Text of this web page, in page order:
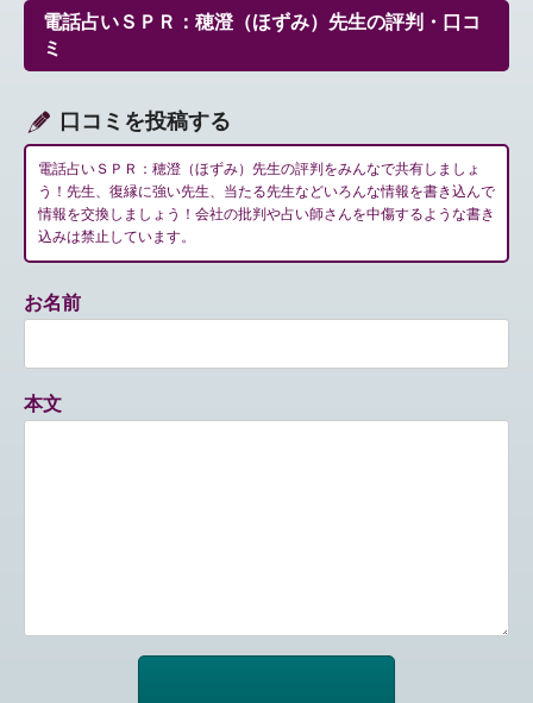
ー
シ
ョ
電話占いＳＰＲ：穂澄（ほずみ）先生の評判・口コ
ミ
口コミを投稿する
電話占いＳＰＲ：穂澄（ほずみ）先生の評判をみんなで共有しましょ
う！先生、復縁に強い先生、当たる先生などいろんな情報を書き込んで
情報を交換しましょう！会社の批判や占い師さんを中傷するような書き
込みは禁止しています。
お名前
本文